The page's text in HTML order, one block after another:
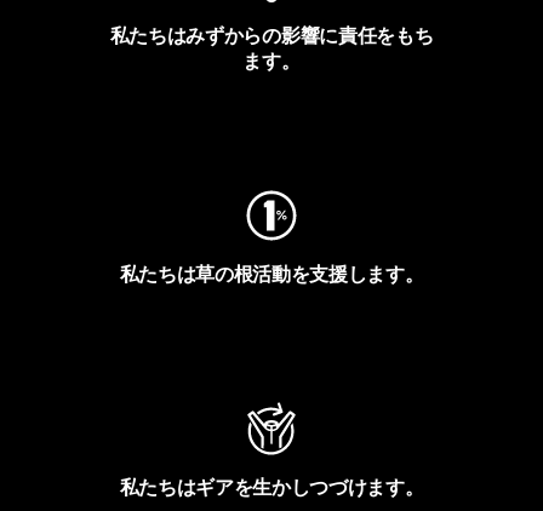
私たちはみずからの影響に責任をもち
ます。
私たちは草の根活動を支援します。
私たちはギアを生かしつづけます。